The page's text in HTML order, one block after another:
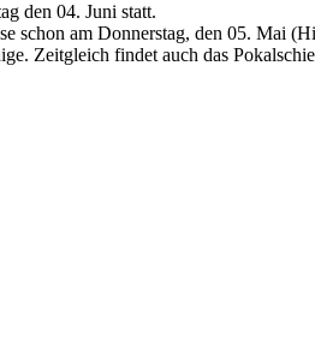
den 04. Juni statt.
schon am Donnerstag, den 05. Mai
Zeitgleich findet auch das